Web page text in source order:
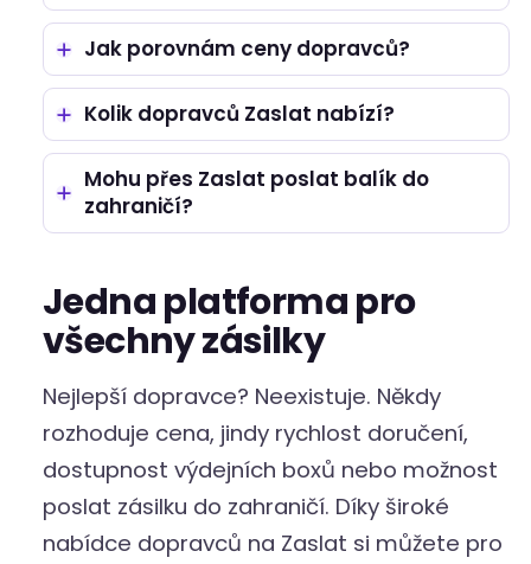
Jak porovnám ceny dopravců?
Kolik dopravců Zaslat nabízí?
Mohu přes Zaslat poslat balík do
zahraničí?
Jedna platforma pro
všechny zásilky
Nejlepší dopravce? Neexistuje. Někdy
rozhoduje cena, jindy rychlost doručení,
dostupnost výdejních boxů nebo možnost
poslat zásilku do zahraničí. Díky široké
nabídce dopravců na Zaslat si můžete pro